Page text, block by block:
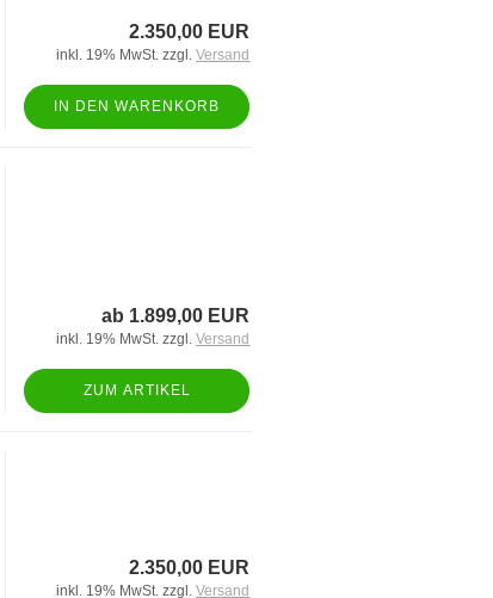
2.350,00 EUR
inkl. 19% MwSt. zzgl.Versand
IN DEN WARENKORB
ab 1.899,00 EUR
inkl. 19% MwSt. zzgl.Versand
ZUM ARTIKEL
2.350,00 EUR
inkl. 19% MwSt. zzgl.Versand